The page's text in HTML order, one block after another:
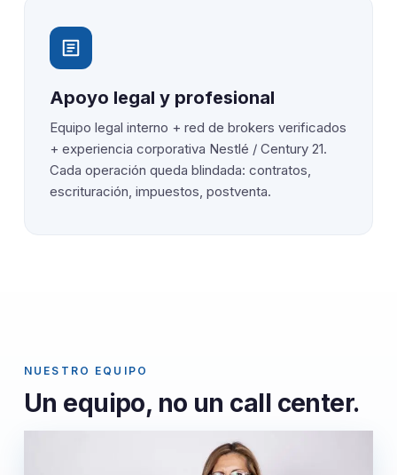
Apoyo legal y profesional
Equipo legal interno + red de brokers verificados
+ experiencia corporativa Nestlé / Century 21.
Cada operación queda blindada: contratos,
escrituración, impuestos, postventa.
NUESTRO EQUIPO
Un equipo, no un call center.